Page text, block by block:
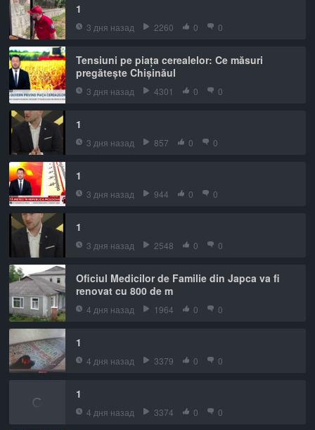
1
3 дня назад 2260 0 0
Tensiuni pe piața cerealelor: Ce măsuri
pregătește Chișinăul
3 дня назад 4301 0 0
1
3 дня назад 857 0 0
1
3 дня назад 944 0 0
1
3 дня назад 2548 0 0
Oficiul Medicilor de Familie din Japca va fi
renovat cu 800 de m
4 дня назад 1964 0 0
1
4 дня назад 3379 0 0
1
4 дня назад 3374 0 0